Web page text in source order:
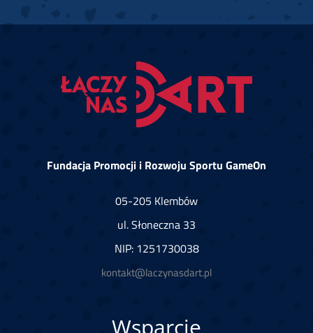
Fundacja Promocji i Rozwoju Sportu GameOn
05-205 Klembów
ul. Słoneczna 33
NIP: 1251730038
kontakt@laczynasdart.pl